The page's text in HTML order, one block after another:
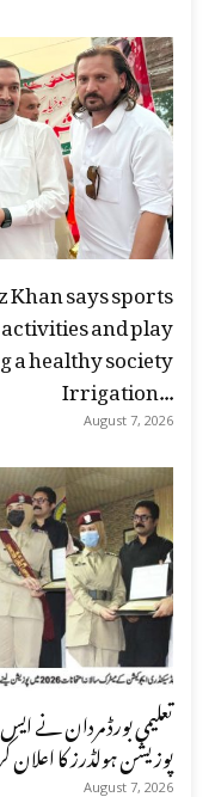
says sports
and play
a healthy society
Irrigation...
August 7, 2026
پوزیشن ہولڈرز کا اعلان
August 7, 2026